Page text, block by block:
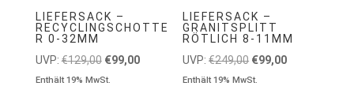
LIEFERSACK –
RECYCLINGSCHOTTE
R 0-32MM
UVP: €129,00 Ursprünglicher
Preis
€99,00Aktueller
Enthält 19% MwSt.
LIEFERSACK –
GRANITSPLITT
RÖTLICH 8-11MM
UVP: €249,00 Ursprünglicher
Preis
€99,00Aktueller
Enthält 19% MwSt.